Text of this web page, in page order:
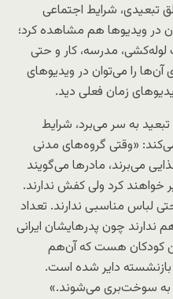
تبعیدی، شرایط اجتماعی
در ویدیوها هم مشاهده کرد؛
لوله‌کشی، مدرسه، کار و حتی
را می‌توان در ویدیوهای
زمان فعلی دید.
به سر می‌برد، شرایط
«وقتی گروه‌های مدنی
می‌برند، مادرها می‌گویند
خواهند کرد ولی کفش ندارند.
لباس مناسبی ندارند. تعداد
ندارند چون پدرهایشان ایرانی
کودکان هست که آن‌هم
دایر شده است.
به سوخت‌بری می‌شوند.»